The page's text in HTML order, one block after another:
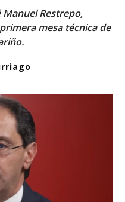
Manuel Restrepo,
mesa técnica de